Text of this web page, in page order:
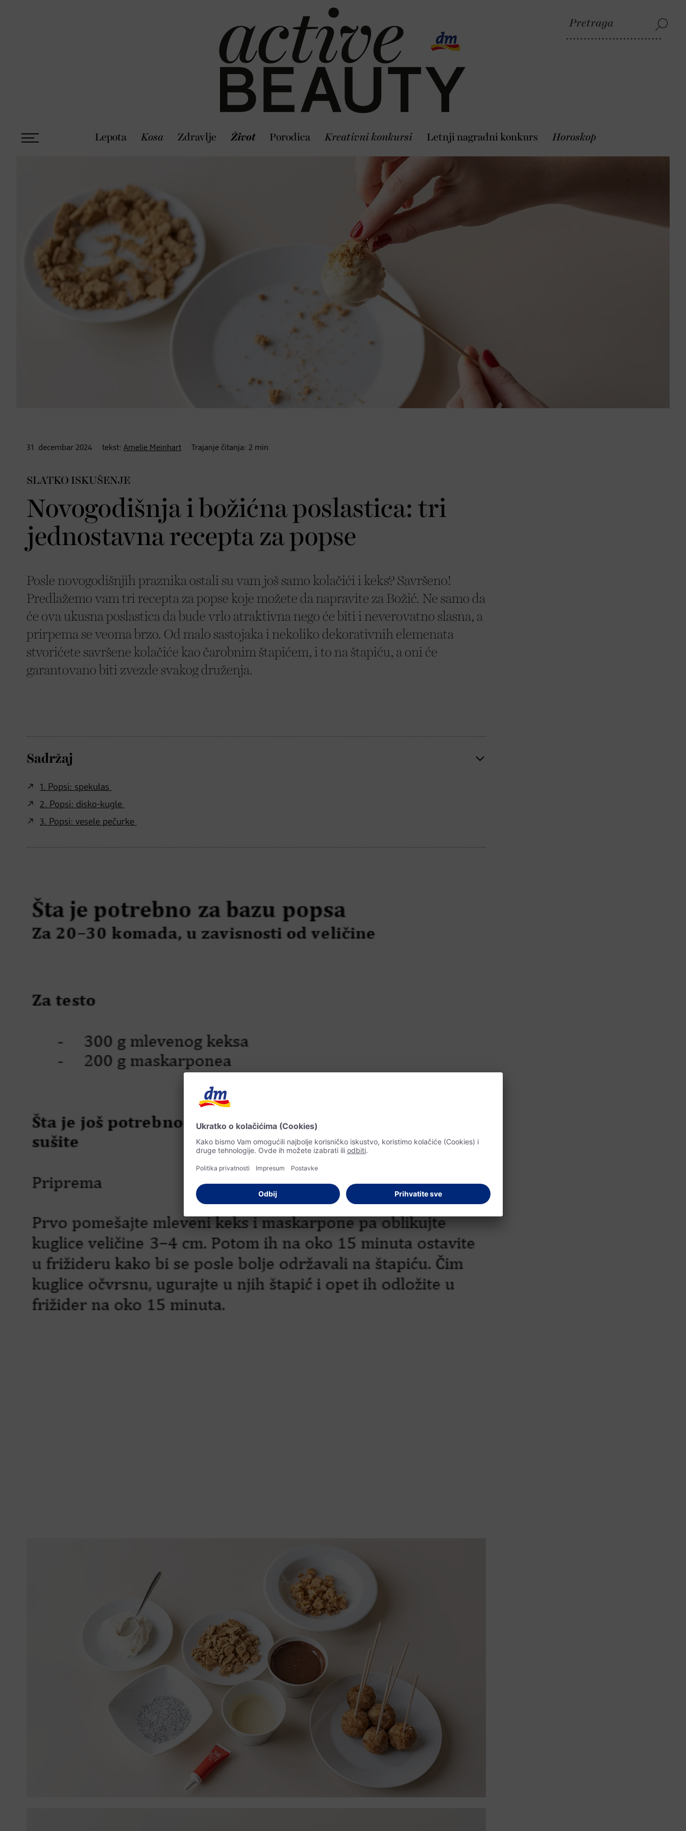
Lepota Kosa Zdravlje Život Porodica Kreativni konkursi Letnji nagradni konkurs Horoskop
31. decembar 2024 tekst: Amelie Meinhart Trajanje čitanja: 2 min
SLATKO ISKUŠENJE
Novogodišnja i božićna poslastica: tri
jednostavna recepta za popse
Posle novogodišnjih praznika ostali su vam još samo kolačići i keks? Savršeno!
Predlažemo vam tri recepta za popse koje možete da napravite za Božić. Ne samo da
će ova ukusna poslastica da bude vrlo atraktivna nego će biti i neverovatno slasna, a
prirpema se veoma brzo. Od malo sastojaka i nekoliko dekorativnih elemenata
stvorićete savršene kolačiće kao čarobnim štapićem, i to na štapiću, a oni će
garantovano biti zvezde svakog druženja.
Sadržaj
1. Popsi: spekulas
2. Popsi: disko-kugle
3. Popsi: vesele pečurke